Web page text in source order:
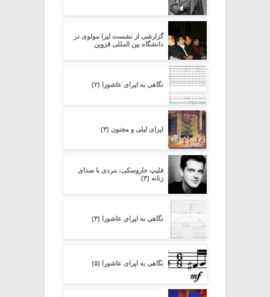
گزارشی از نشست اپرا مولوی در
دانشگاه بین المللی قزوین
نگاهی به اپرای عاشورا (۲)
اپرای لیلی و مجنون (۳)
فلیپ جاروسکی، مردی با صدای
زنانه (۳)
نگاهی به اپرای عاشورا (۳)
نگاهی به اپرای عاشورا (۵)